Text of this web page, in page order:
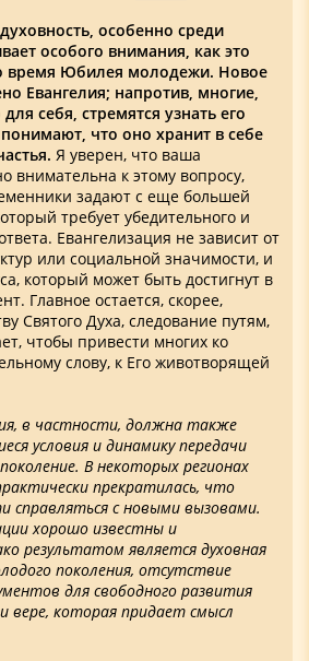
особенно среди
особого внимания, как это
время Юбилея молодежи. Новое
Евангелия; напротив, многие,
себя, стремятся узнать его
что оно хранит в себе
Я уверен, что ваша
внимательна к этому вопросу,
задают с еще большей
требует убедительного и
Евангелизация не зависит от
или социальной значимости, и
который может быть достигнут в
Главное остается, скорее,
Святого Духа, следование путям,
чтобы привести многих ко
слову, к Его животворящей
в частности, должна также
условия и динамику передачи
В некоторых регионах
прекратилась, что
справляться с новыми вызовами.
хорошо известны и
результатом является духовная
поколения, отсутствие
для свободного развития
вере, которая придает смысл